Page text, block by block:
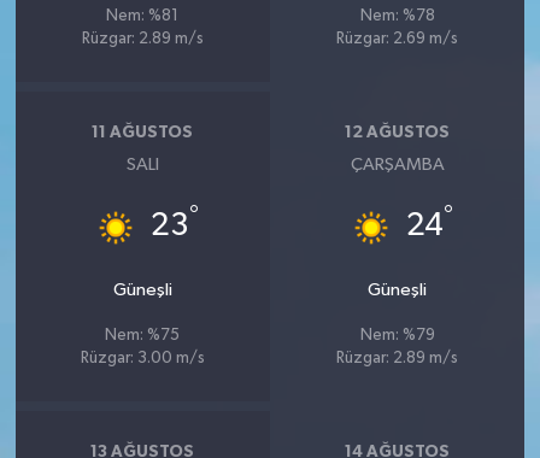
Nem: %81
Rüzgar: 2.89 m/s
Nem: %78
Rüzgar: 2.69 m/s
11 AĞUSTOS
SALI
23°
Güneşli
Nem: %75
Rüzgar: 3.00 m/s
12 AĞUSTOS
ÇARŞAMBA
24°
Güneşli
Nem: %79
Rüzgar: 2.89 m/s
13 AĞUSTOS 14 AĞUSTOS